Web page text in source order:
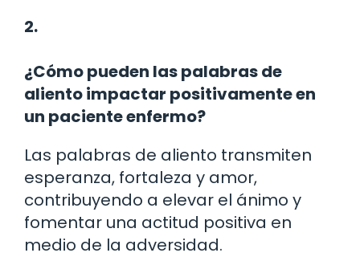
2.
¿Cómo pueden las palabras de
aliento impactar positivamente en
un paciente enfermo?
Las palabras de aliento transmiten
esperanza, fortaleza y amor,
contribuyendo a elevar el ánimo y
fomentar una actitud positiva en
medio de la adversidad.